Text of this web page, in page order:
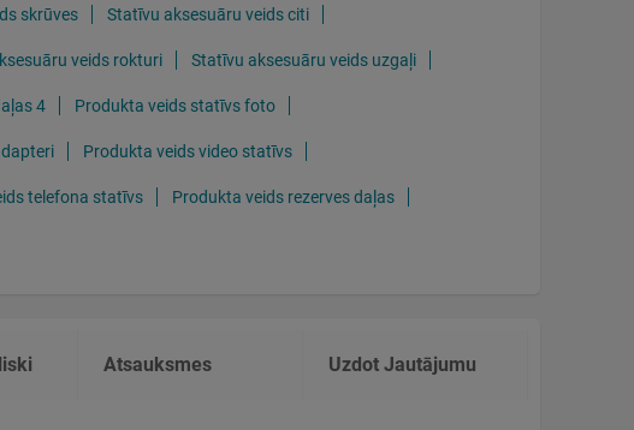
skrūves Statīvu aksesuāru veids citi
veids rokturi Statīvu aksesuāru veids uzgaļi
4 Produkta veids statīvs foto
Produkta veids video statīvs
telefona statīvs Produkta veids rezerves daļas
Atsauksmes Uzdot Jautājumu